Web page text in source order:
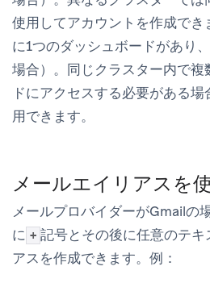
使用してアカウントを作成で
に1つのダッシュボードがあり
場合）。同じクラスター内で
ドにアクセスする必要がある
用できます。
メールエイリアスを
メールプロバイダーがGmailの
に + 記号とその後に任意のテキ
アスを作成できます。例：